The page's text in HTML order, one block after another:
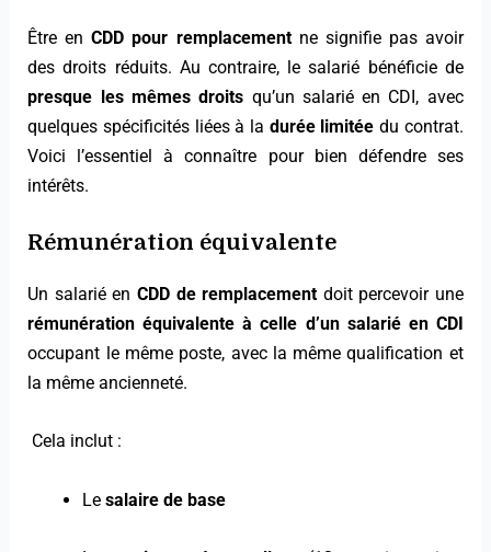
Être enCDD pour remplacementne signifie pas avoir
des droits réduits. Au contraire, le salarié bénéficie de
presque les mêmes droits qu’un salarié en CDI, avec
quelques spécificités liées à la durée limitée du contrat.
Voici l’essentiel à connaître pour bien défendre ses
intérêts.
Rémunération équivalente
Un salarié en CDD de remplacementdoit percevoir une
rémunération équivalente à celle d’un salarié en CDI
occupant le même poste, avec la même qualification et
la même ancienneté.
Cela inclut :
Le salaire de base